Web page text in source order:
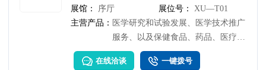
展馆：
序厅 展位号：
XU—T01
主营产品： 医学研究和试验发展、医学技术推广
服务、以及保健食品、药品、医疗器
械批发零售
在线洽谈 一键拨号